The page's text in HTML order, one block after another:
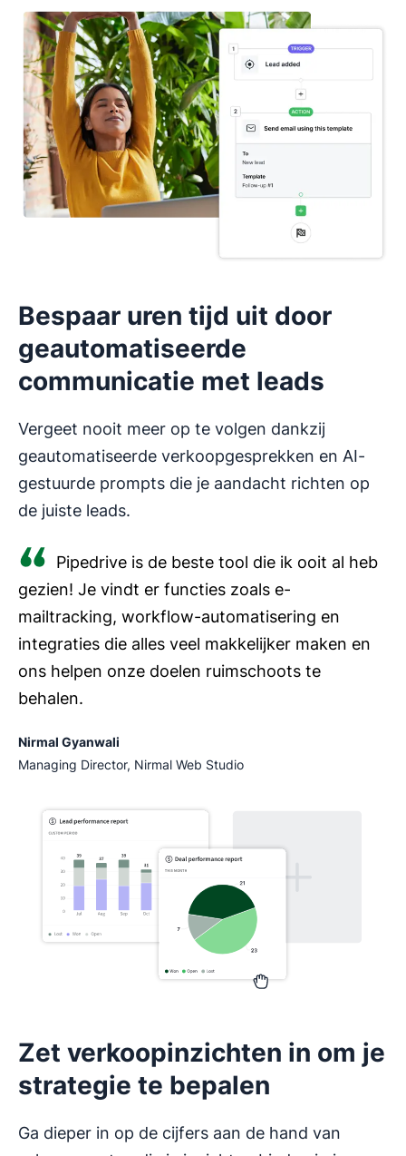
Ik heb eerder al een CRM gebruikt
Ik heb nog nooit een CRM gebruikt
Bespaar uren tijd uit door
geautomatiseerde
communicatie met leads
Vergeet nooit meer op te volgen dankzij
geautomatiseerde verkoopgesprekken en AI-
gestuurde prompts die je aandacht richten op
de juiste leads.
Pipedrive is de beste tool die ik ooit al heb
gezien! Je vindt er functies zoals e-
mailtracking, workflow-automatisering en
integraties die alles veel makkelijker maken en
ons helpen onze doelen ruimschoots te
behalen.
Nirmal Gyanwali
Managing Director, Nirmal Web Studio
Zet verkoopinzichten in om je
strategie te bepalen
Ga dieper in op de cijfers aan de hand van